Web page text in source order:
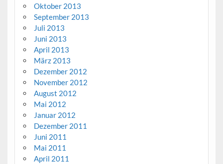
Oktober 2013
September 2013
Juli 2013
Juni 2013
April 2013
März 2013
Dezember 2012
November 2012
August 2012
Mai 2012
Januar 2012
Dezember 2011
Juni 2011
Mai 2011
April 2011